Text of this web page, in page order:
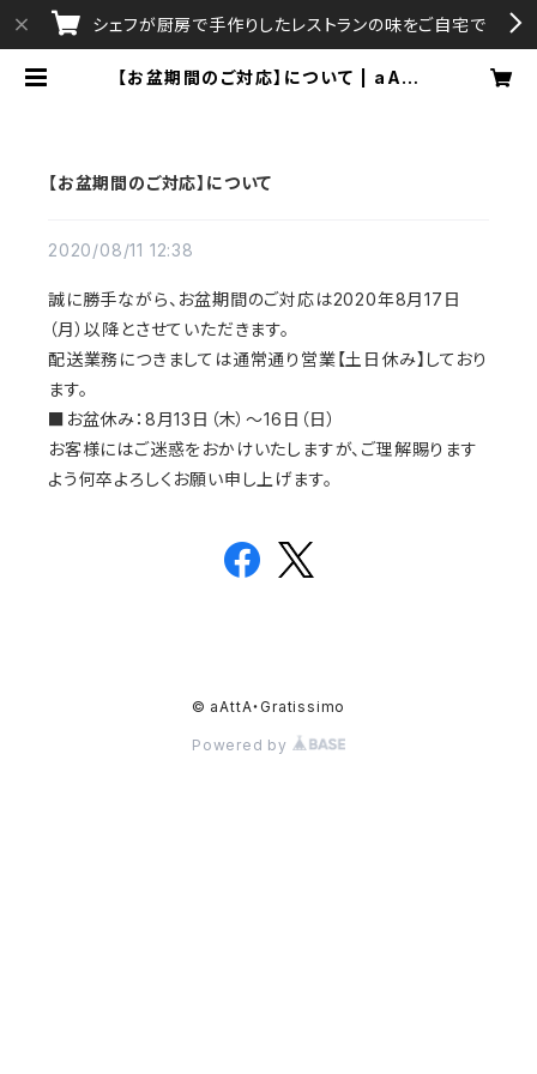
シェフが厨房で手作りしたレストランの味をご自宅で
【お盆期間のご対応】について | aAtt
【お盆期間のご対応】について
2020/08/11 12:38
誠に勝手ながら、お盆期間のご対応は2020年8月17日
（月）以降とさせていただきます。
配送業務につきましては通常通り営業【土日休み】しており
ます。
■お盆休み：8月13日（木）～16日（日）
お客様にはご迷惑をおかけいたしますが、ご理解賜ります
よう何卒よろしくお願い申し上げます。
© aAttA・Gratissimo
Powered by